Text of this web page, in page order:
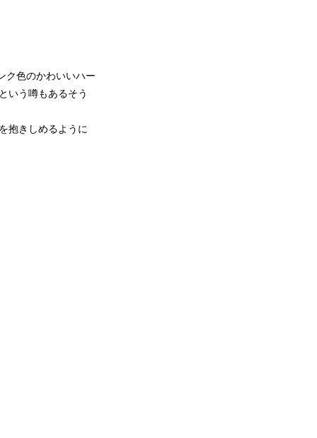
ク色のかわいいハー
いう噂もあるそう
抱きしめるように